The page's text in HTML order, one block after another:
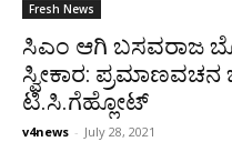
Fresh News
ಸಿಎಂ ಆಗಿ ಬಸವರಾಜ
ಸ್ವೀಕಾರ:
ಟಿ.ಸಿ.ಗೆಹ್ಲೋಟ್
v4news - July 28, 2021